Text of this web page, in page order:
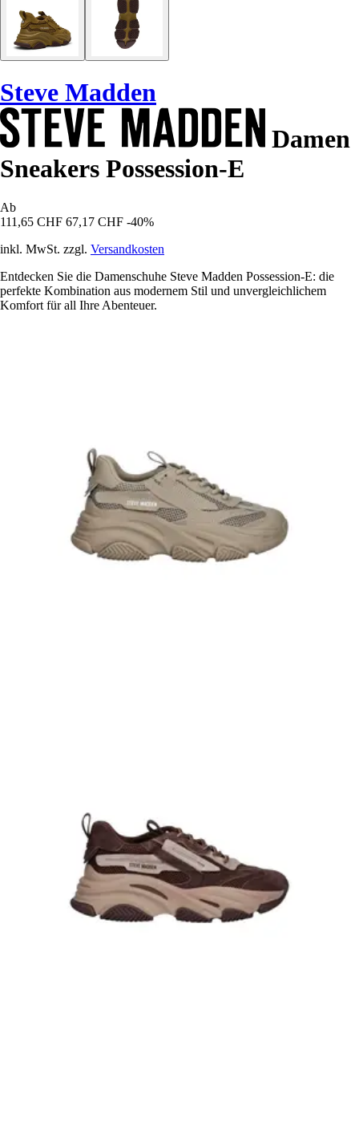
Steve Madden
Damen
Sneakers Possession-E
Ab
111,65 CHF 67,17 CHF -40%
inkl. MwSt. zzgl. Versandkosten
Entdecken Sie die Damenschuhe Steve Madden Possession-E: die
perfekte Kombination aus modernem Stil und unvergleichlichem
Komfort für all Ihre Abenteuer.